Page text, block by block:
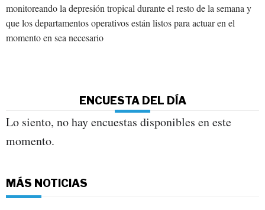
monitoreando la depresión tropical durante el resto de la semana y
que los departamentos operativos están listos para actuar en el
momento en sea necesario
ENCUESTA DEL DÍA
Lo siento, no hay encuestas disponibles en este
momento.
MÁS NOTICIAS